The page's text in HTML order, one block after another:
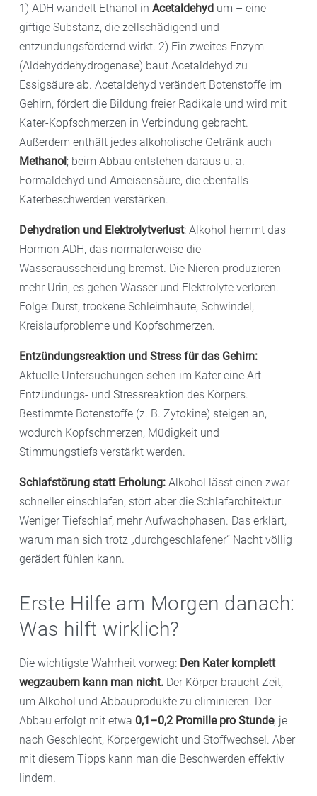
1) ADH wandelt Ethanol in Acetaldehyd um – eine
giftige Substanz, die zellschädigend und
entzündungsfördernd wirkt. 2) Ein zweites Enzym
(Aldehyddehydrogenase) baut Acetaldehyd zu
Essigsäure ab. Acetaldehyd verändert Botenstoffe im
Gehirn, fördert die Bildung freier Radikale und wird mit
Kater-Kopfschmerzen in Verbindung gebracht.
Außerdem enthält jedes alkoholische Getränk auch
Methanol; beim Abbau entstehen daraus u. a.
Formaldehyd und Ameisensäure, die ebenfalls
Katerbeschwerden verstärken.
Dehydration und Elektrolytverlust: Alkohol hemmt das
Hormon ADH, das normalerweise die
Wasserausscheidung bremst. Die Nieren produzieren
mehr Urin, es gehen Wasser und Elektrolyte verloren.
Folge: Durst, trockene Schleimhäute, Schwindel,
Kreislaufprobleme und Kopfschmerzen.
Entzündungsreaktion und Stress für das Gehirn:
Aktuelle Untersuchungen sehen im Kater eine Art
Entzündungs- und Stressreaktion des Körpers.
Bestimmte Botenstoffe (z. B. Zytokine) steigen an,
wodurch Kopfschmerzen, Müdigkeit und
Stimmungstiefs verstärkt werden.
Schlafstörung statt Erholung: Alkohol lässt einen zwar
schneller einschlafen, stört aber die Schlafarchitektur:
Weniger Tiefschlaf, mehr Aufwachphasen. Das erklärt,
warum man sich trotz „durchgeschlafener“ Nacht völlig
gerädert fühlen kann.
Erste Hilfe am Morgen danach:
Was hilft wirklich?
Die wichtigste Wahrheit vorweg: Den Kater komplett
wegzaubern kann man nicht. Der Körper braucht Zeit,
um Alkohol und Abbauprodukte zu eliminieren. Der
Abbau erfolgt mit etwa 0,1–0,2 Promille pro Stunde, je
nach Geschlecht, Körpergewicht und Stoffwechsel. Aber
mit diesem Tipps kann man die Beschwerden effektiv
lindern.